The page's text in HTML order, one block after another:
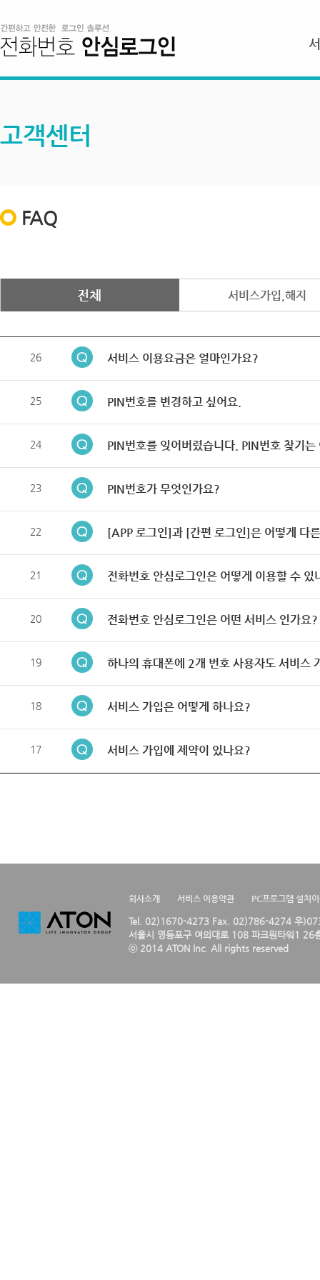
고객센터
FAQ
전체 서비스가입,해지
26 서비스 이용요금은 얼마인가요?
25 PIN번호를 변경하고 싶어요.
24 PIN번호를 잊어버렸습니다. PIN번호 찾기는
23 PIN번호가 무엇인가요?
22 [APP 로그인]과 [간편 로그인]은 어떻게 다
21 전화번호 안심로그인은 어떻게 이용할 수 있
20 전화번호 안심로그인은 어떤 서비스 인가요?
19 하나의 휴대폰에 2개 번호 사용자도 서비스
18 서비스 가입은 어떻게 하나요?
17 서비스 가입에 제약이 있나요?
회사소개 서비스 이용약관 PC프로그램 설치
Tel. 02)1670-4273 Fax. 02)786-4274 우
서울시 영등포구 여의대로 108 파크원타워1 26
ⓒ 2014 ATON Inc. All rights reserved